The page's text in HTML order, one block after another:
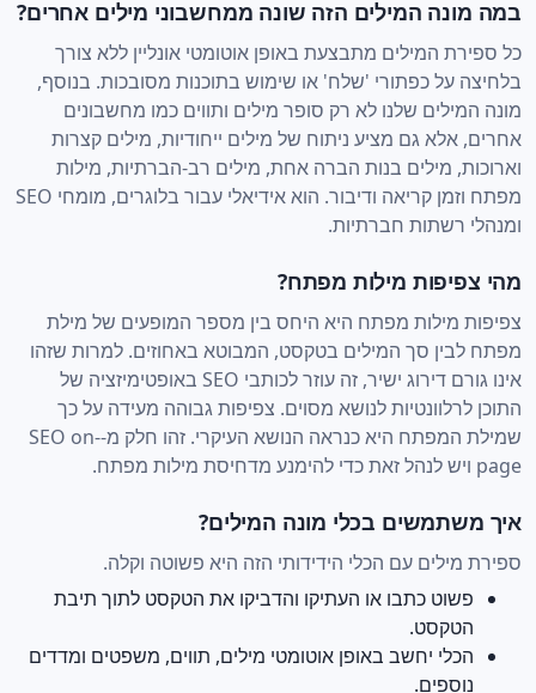
במה מונה המילים הזה שונה ממחשבוני מילים אחרים?
כל ספירת המילים מתבצעת באופן אוטומטי אונליין ללא צורך
בלחיצה על כפתורי 'שלח' או שימוש בתוכנות מסובכות. בנוסף,
מונה המילים שלנו לא רק סופר מילים ותווים כמו מחשבונים
אחרים, אלא גם מציע ניתוח של מילים ייחודיות, מילים קצרות
וארוכות, מילים בנות הברה אחת, מילים רב-הברתיות, מילות
מפתח וזמן קריאה ודיבור. הוא אידיאלי עבור בלוגרים, מומחי SEO
ומנהלי רשתות חברתיות.
מהי צפיפות מילות מפתח?
צפיפות מילות מפתח היא היחס בין מספר המופעים של מילת
מפתח לבין סך המילים בטקסט, המבוטא באחוזים. למרות שזהו
אינו גורם דירוג ישיר, זה עוזר לכותבי SEO באופטימיזציה של
התוכן לרלוונטיות לנושא מסוים. צפיפות גבוהה מעידה על כך
שמילת המפתח היא כנראה הנושא העיקרי. זהו חלק מ-SEO on-
page ויש לנהל זאת כדי להימנע מדחיסת מילות מפתח.
איך משתמשים בכלי מונה המילים?
ספירת מילים עם הכלי הידידותי הזה היא פשוטה וקלה.
פשוט כתבו או העתיקו והדביקו את הטקסט לתוך תיבת
הטקסט.
הכלי יחשב באופן אוטומטי מילים, תווים, משפטים ומדדים
נוספים.